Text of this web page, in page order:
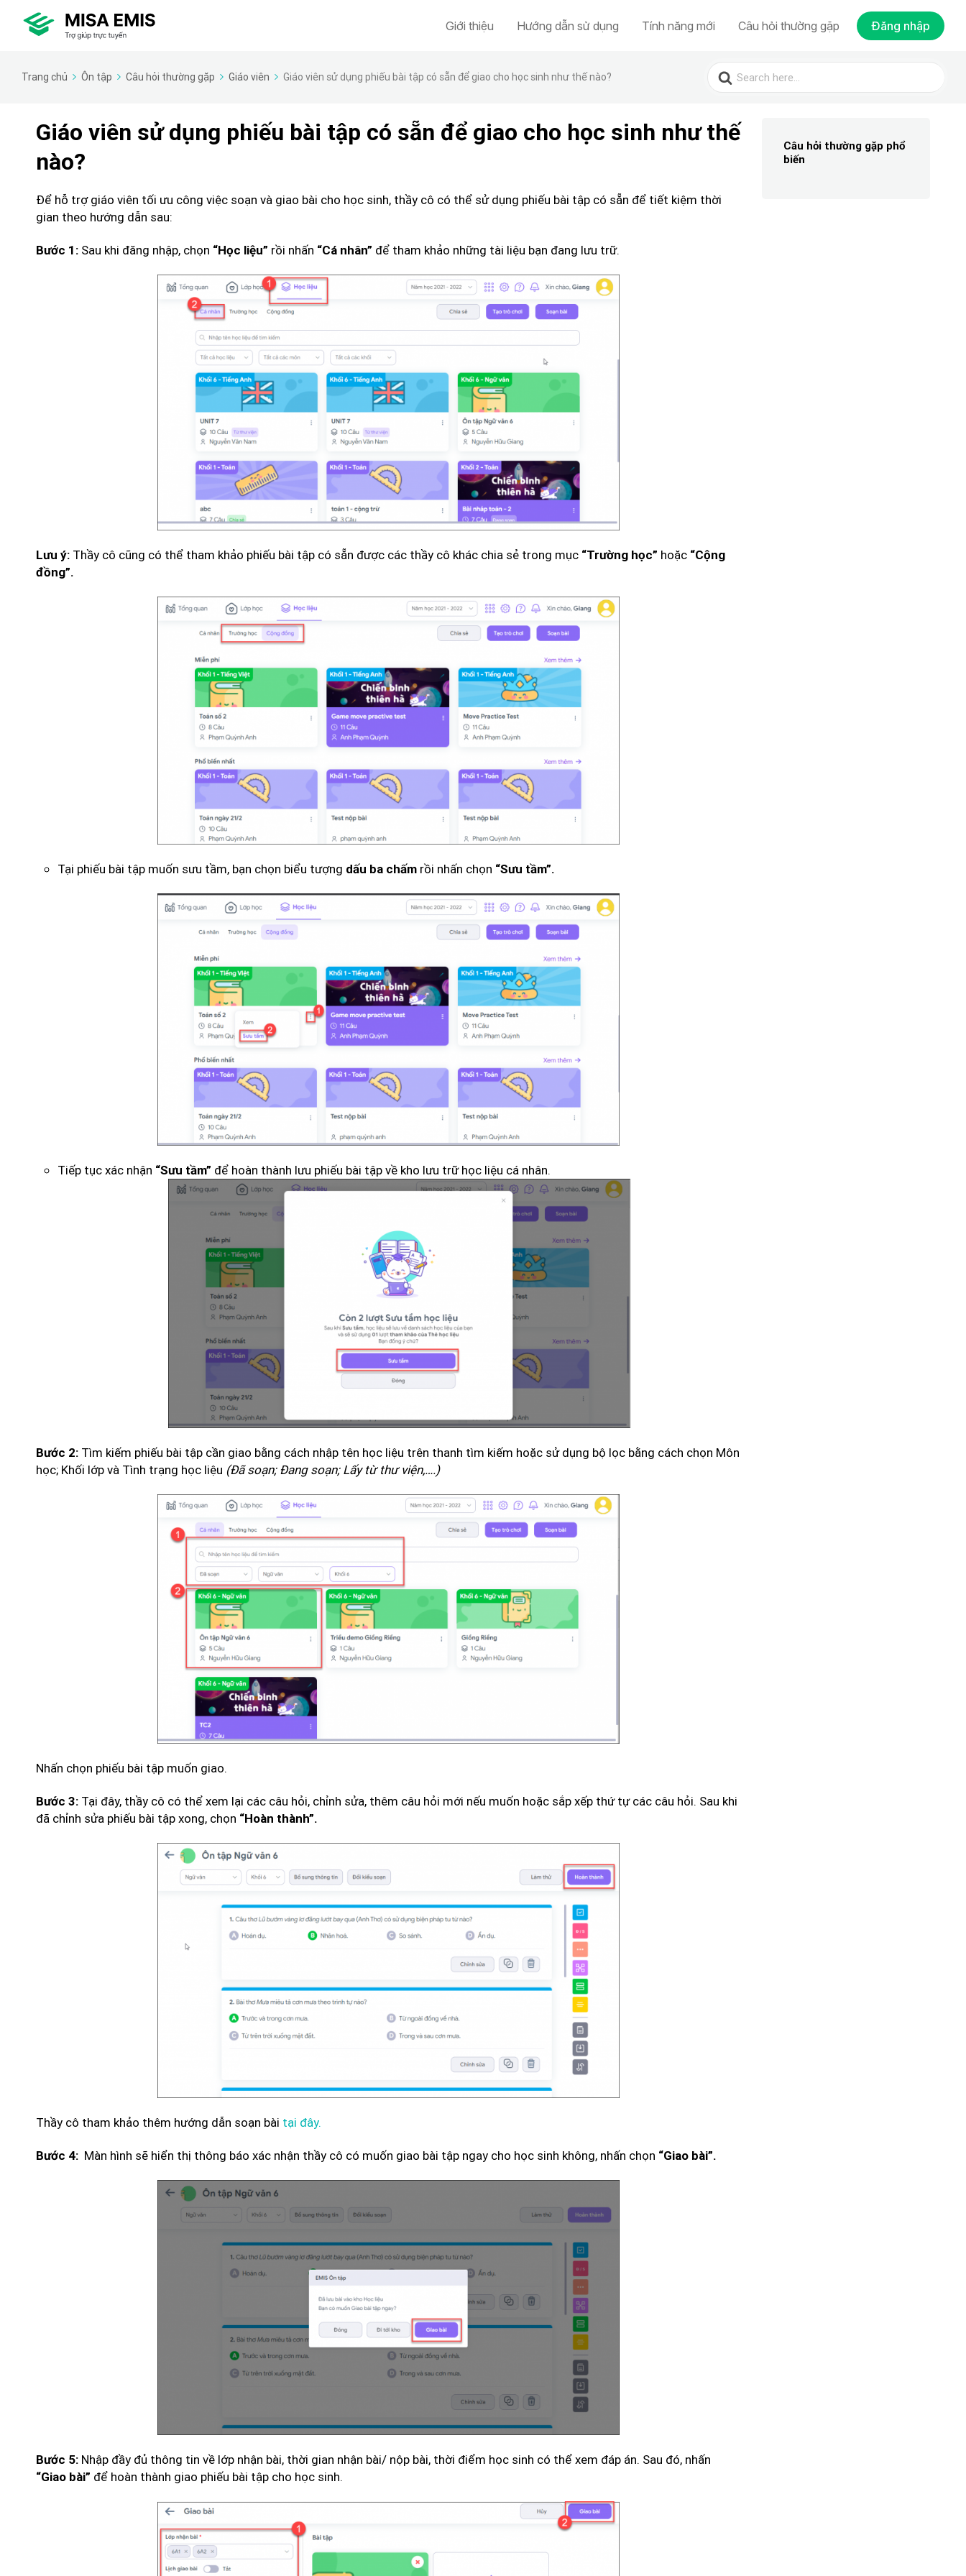
Giới thiệu Hướng dẫn sử dụng Tính năng mới Câu hỏi thường gặp Đăng nhập
Trang chủ Ôn tập Câu hỏi thường gặp Giáo viên Giáo viên sử dụng phiếu bài tập có sẵn để giao cho học sinh như thế nào?
Search
for:
Giáo viên sử dụng phiếu bài tập có sẵn để giao cho học sinh như thế
nào?
Để hỗ trợ giáo viên tối ưu công việc soạn và giao bài cho học sinh, thầy cô có thể sử dụng phiếu bài tập có sẵn để tiết kiệm thời
gian theo hướng dẫn sau:
Bước 1: Sau khi đăng nhập, chọn “Học liệu” rồi nhấn “Cá nhân” để tham khảo những tài liệu bạn đang lưu trữ.
Lưu ý: Thầy cô cũng có thể tham khảo phiếu bài tập có sẵn được các thầy cô khác chia sẻ trong mục “Trường học” hoặc “Cộng
đồng”.
Tại phiếu bài tập muốn sưu tầm, bạn chọn biểu tượng dấu ba chấm rồi nhấn chọn “Sưu tầm”.
Tiếp tục xác nhận “Sưu tầm” để hoàn thành lưu phiếu bài tập về kho lưu trữ học liệu cá nhân.
Bước 2: Tìm kiếm phiếu bài tập cần giao bằng cách nhập tên học liệu trên thanh tìm kiếm hoặc sử dụng bộ lọc bằng cách chọn Môn
học; Khối lớp và Tình trạng học liệu (Đã soạn; Đang soạn; Lấy từ thư viện,….)
Nhấn chọn phiếu bài tập muốn giao.
Bước 3: Tại đây, thầy cô có thể xem lại các câu hỏi, chỉnh sửa, thêm câu hỏi mới nếu muốn hoặc sắp xếp thứ tự các câu hỏi. Sau khi
đã chỉnh sửa phiếu bài tập xong, chọn “Hoàn thành”.
Thầy cô tham khảo thêm hướng dẫn soạn bài tại đây.
Bước 4: Màn hình sẽ hiển thị thông báo xác nhận thầy cô có muốn giao bài tập ngay cho học sinh không, nhấn chọn “Giao bài”.
Bước 5: Nhập đầy đủ thông tin về lớp nhận bài, thời gian nhận bài/ nộp bài, thời điểm học sinh có thể xem đáp án. Sau đó, nhấn
“Giao bài” để hoàn thành giao phiếu bài tập cho học sinh.
Câu hỏi thường gặp phổ
biến